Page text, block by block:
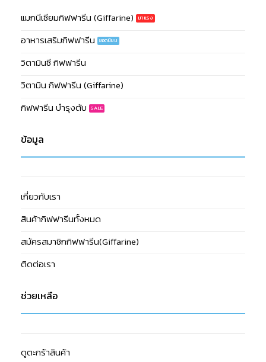
แมกนีเซียมกิฟฟารีน (Giffarine)
อาหารเสริมกิฟฟารีน
วิตามินซี กิฟฟารีน
วิตามิน กิฟฟารีน (Giffarine)
กิฟฟารีน บำรุงตับ
ข้อมูล
เกี่ยวกับเรา
สินค้ากิฟฟารีนทั้งหมด
สมัครสมาชิกกิฟฟารีน(Giffarine)
ติดต่อเรา
ช่วยเหลือ
ดูตะกร้าสินค้า